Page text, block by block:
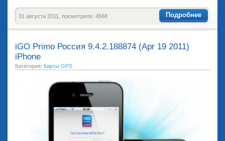
Подробнее
31 августа 2011, посмотрело: 4568
iGO Primo Россия 9.4.2.188874 (Apr 19 2011)
iPhone
Категория: Карты GPS